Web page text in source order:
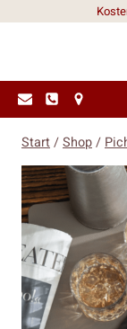
Start/Shop/